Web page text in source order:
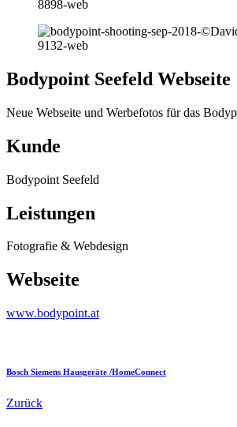
Bodypoint Seefeld Webseite
Neue Webseite und Werbefotos für das
Kunde
Bodypoint Seefeld
Leistungen
Fotografie & Webdesign
Webseite
www.bodypoint.at
Bosch Siemens Hausgeräte /HomeConnect
Zurück